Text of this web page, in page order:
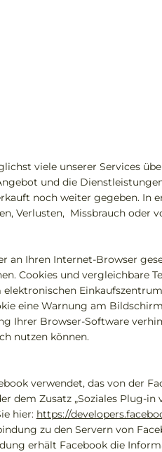
viele unserer Services
und die
noch weiter gegeben. In
Verlusten, Missbrauch oder
an Ihren Internet-Browser
Cookies und vergleichbare
eine Warnung am
Ihrer Browser-Software
nutzen können.
verwendet, das von der
Zusatz „Soziales Plug-in
hier: https://
zu den Servern von
erhält Facebook die